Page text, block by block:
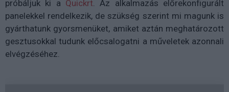
próbáljuk ki a Quickrt. Az alkalmazás előrekonfigurált
panelekkel rendelkezik, de szükség szerint mi magunk is
gyárthatunk gyorsmenüket, amiket aztán meghatározott
gesztusokkal tudunk előcsalogatni a műveletek azonnali
elvégzéséhez.